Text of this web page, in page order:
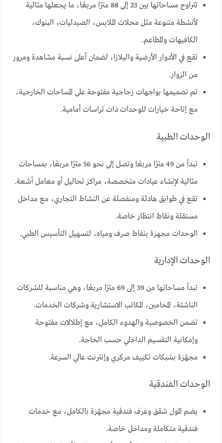
تتراوح مساحاتها بين 23 إلى 88 مترًا مربعًا، ما يجعلها مثالية
لأنشطة متنوعة مثل محلات الملابس، الصيدليات، البنوك،
الكافيهات والمطاعم.
تقع في الأدوار الأرضية والبلازا، لضمان أعلى نسبة مشاهدة ومرور
من الزوار.
تم تصميمها بواجهات زجاجية مفتوحة على المساحات الخارجية،
مع إتاحة خيارات للوحدات ذات تراسات أمامية.
الوحدات الطبية
تبدأ من 49 مترًا مربعًا وتصل إلى نحو 56 مترًا مربعًا، بمساحات
مثالية لإنشاء عيادات متخصصة، مراكز تحاليل أو معامل أشعة.
تقع في طوابق هادئة ومنفصلة عن النشاط التجاري، مع مداخل
مستقلة ونقاط انتظار خاصة.
الوحدات مجهزة بنقاط صرف ومياه، لتسهيل التأسيس الطبي.
الوحدات الإدارية
تبدأ مساحاتها من 39 إلى 69 مترًا مربعًا، وهي مناسبة للشركات
الناشئة، المحامين، المكاتب الاستشارية وشركات الخدمات.
تضمن الخصوصية والهدوء الكامل، مع إطلالات مفتوحة
وإمكانية التقسيم الداخلي حسب الحاجة.
مجهّزة بشبكات تكييف مركزي وإنترنت عالي السرعة.
الوحدات الفندقية
يضم المول شقق وغرف فندقية مجهّزة بالكامل، مع خدمات
فندقية متكاملة ومداخل خاصة.